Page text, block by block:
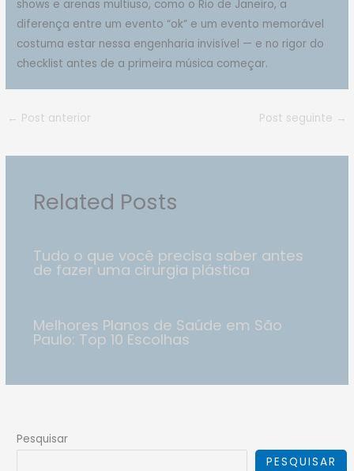
shows e arenas multiuso, como o Rio de Janeiro, a
diferença entre um evento “ok” e um evento memorável
costuma estar nessa engenharia invisível — e no rigor do
checklist antes de a primeira música começar.
← Post anterior Post seguinte →
Related Posts
Tudo o que você precisa saber antes
de fazer uma cirurgia plástica
Melhores Planos de Saúde em São
Paulo: Top 10 Escolhas
Pesquisar
PESQUISAR